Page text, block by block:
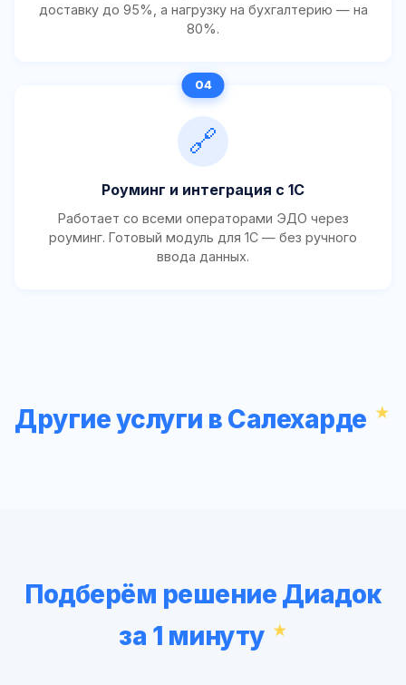
доставку до 95%, а нагрузку на бухгалтерию — на
80%.
🔗
Роуминг и интеграция с 1С
Работает со всеми операторами ЭДО через
роуминг. Готовый модуль для 1С — без ручного
ввода данных.
Другие услуги в Салехарде
Подберём решение Диадок
за 1 минуту